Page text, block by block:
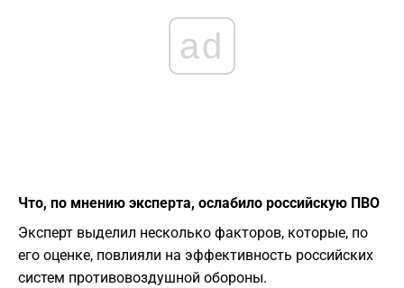
ad
Что, по мнению эксперта, ослабило российскую ПВО
Эксперт выделил несколько факторов, которые, по
его оценке, повлияли на эффективность российских
систем противовоздушной обороны.